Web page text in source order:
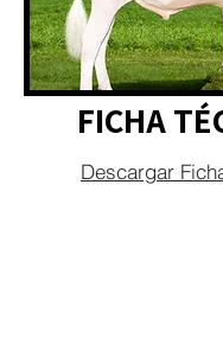
FICHA
Descargar